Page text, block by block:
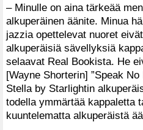
– Minulle on aina tärkeää
alkuperäinen äänite. Minua
jazzia opettelevat nuoret
alkuperäisiä sävellyksiä
selaavat Real Bookista. He
[Wayne Shorterin] ”Speak
Stella by Starlightin
todella ymmärtää kappaletta
kuuntelematta alkuperäistä